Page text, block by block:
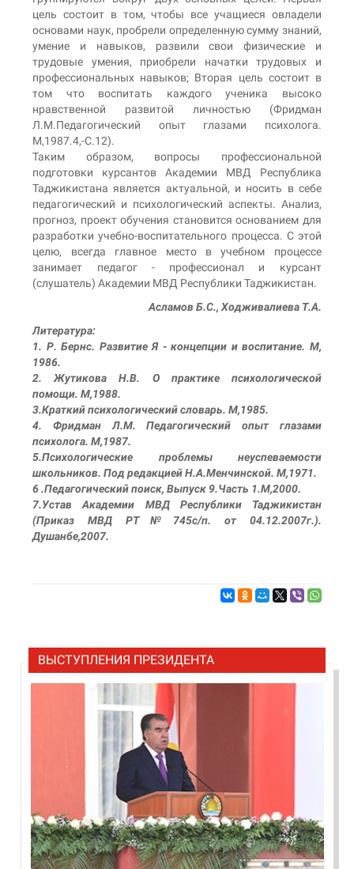
цель состоит в том, чтобы все учащиеся овладели
основами наук, пробрели определенную сумму знаний,
умение и навыков, развили свои физические и
трудовые умения, приобрели начатки трудовых и
профессиональных навыков; Вторая цель состоит в
том что воспитать каждого ученика высоко
нравственной развитой личностью (Фридман
Л.М.Педагогический опыт глазами психолога.
М,1987.4,-С.12).
Таким образом, вопросы профессиональной
подготовки курсантов Академии МВД Республика
Таджикистана является актуальной, и носить в себе
педагогический и психологический аспекты. Анализ,
прогноз, проект обучения становится основанием для
разработки учебно-воспитательного процесса. С этой
целю, всегда главное место в учебном процессе
занимает педагог - профессионал и курсант
(слушатель) Академии МВД Республики Таджикистан.
Асламов Б.С., Ходживалиева Т.А.
Литература:
1. Р. Бернс. Развитие Я - концепции и воспитание. М,
1986.
2. Жутикова Н.В. О практике психологической
помощи. М,1988.
3.Краткий психологический словарь. М,1985.
4. Фридман Л.М. Педагогический опыт глазами
психолога. М,1987.
5.Психологические проблемы неуспеваемости
школьников. Под редакцией Н.А.Менчинской. М,1971.
6 .Педагогический поиск, Выпуск 9.Часть 1.М,2000.
7.Устав Академии МВД Республики Таджикистан
(Приказ МВД РТ№745с/п. от 04.12.2007г.).
Душанбе,2007.
ВЫСТУПЛЕНИЯ ПРЕЗИДЕНТА